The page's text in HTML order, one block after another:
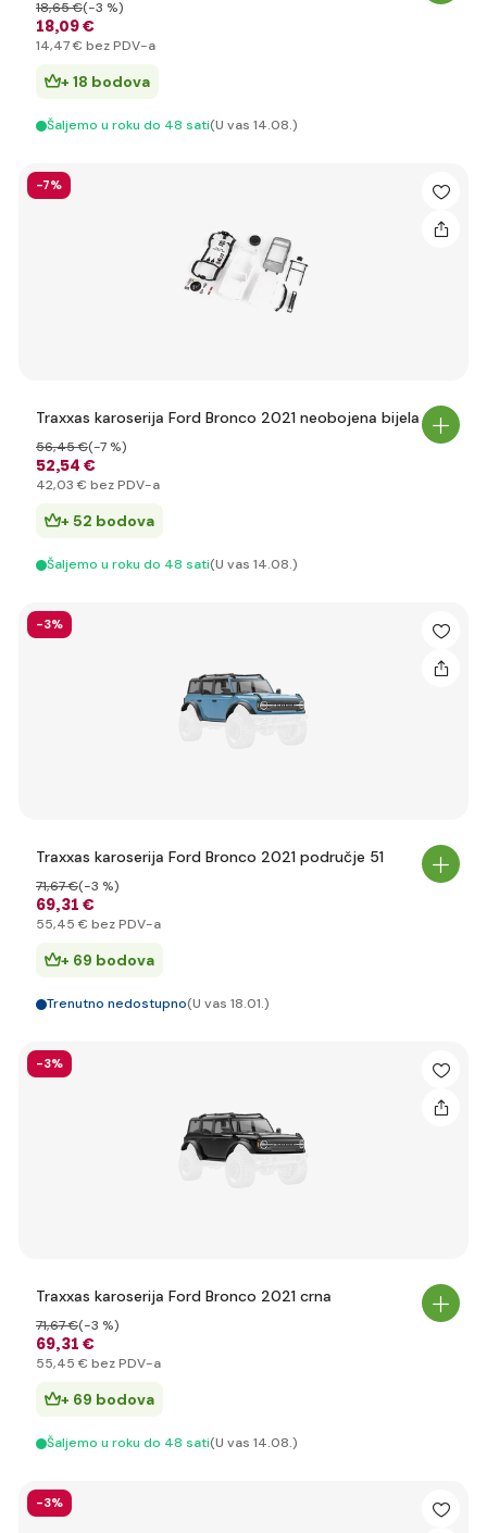
18,09 €
18,65 €(-3 %)
14,47 € bez PDV-a
+ 18 bodova
Šaljemo u roku do 48 sati(U vas 14.08.)
-7%
Traxxas karoserija Ford Bronco 2021 neobojena bijela
52,54 €
56,45 €(-7 %)
42,03 € bez PDV-a
+ 52 bodova
Šaljemo u roku do 48 sati(U vas 14.08.)
-3%
Traxxas karoserija Ford Bronco 2021 područje 51
69,31 €
71,67 €(-3 %)
55,45 € bez PDV-a
+ 69 bodova
Trenutno nedostupno(U vas 18.01.)
-3%
Traxxas karoserija Ford Bronco 2021 crna
69,31 €
71,67 €(-3 %)
55,45 € bez PDV-a
+ 69 bodova
Šaljemo u roku do 48 sati(U vas 14.08.)
-3%